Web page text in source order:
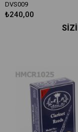
DVS009
₺240,00